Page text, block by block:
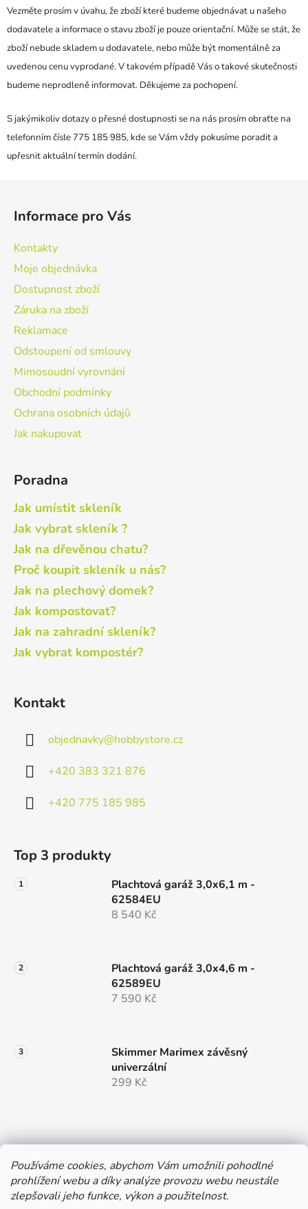
Používáme cookies, abychom Vám umožnili pohodlné
prohlížení webu a díky analýze provozu webu neustále
zlepšovali jeho funkce, výkon a použitelnost.
Vezměte prosím v úvahu, že zboží které budeme objednávat u našeho
dodavatele a informace o stavu zboží je pouze orientační. Může se stát, že
zboží nebude skladem u dodavatele, nebo může být momentálně za
uvedenou cenu vyprodané. V takovém případě Vás o takové skutečnosti
budeme neprodleně informovat. Děkujeme za pochopení.
S jakýmikoliv dotazy o přesné dostupnosti se na nás prosím obraťte na
telefonním čísle 775 185 985, kde se Vám vždy pokusíme poradit a
upřesnit aktuální termín dodání.
Informace pro Vás
Kontakty
Moje objednávka
Dostupnost zboží
Záruka na zboží
Reklamace
Odstoupení od smlouvy
Mimosoudní vyrovnání
Obchodní podmínky
Ochrana osobních údajů
Jak nakupovat
Poradna
Jak umístit skleník
Jak vybrat skleník ?
Jak na dřevěnou chatu?
Proč koupit skleník u nás?
Jak na plechový domek?
Jak kompostovat?
Jak na zahradní skleník?
Jak vybrat kompostér?
Kontakt
objednavky@hobbystore.cz
+420 383 321 876
+420 775 185 985
Top 3 produkty
Plachtová garáž 3,0x6,1 m -
62584EU
8 540 Kč
Plachtová garáž 3,0x4,6 m -
62589EU
7 590 Kč
Skimmer Marimex závěsný
univerzální
299 Kč
e-shop provozuje